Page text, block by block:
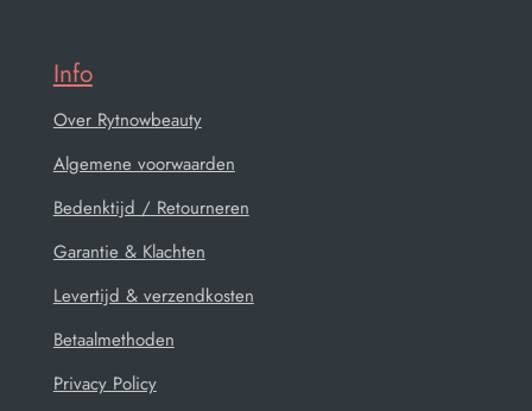
Info
Over Rytnowbeauty
Algemene voorwaarden
Bedenktijd / Retourneren
Garantie & Klachten
Levertijd & verzendkosten
Betaalmethoden
Privacy Policy